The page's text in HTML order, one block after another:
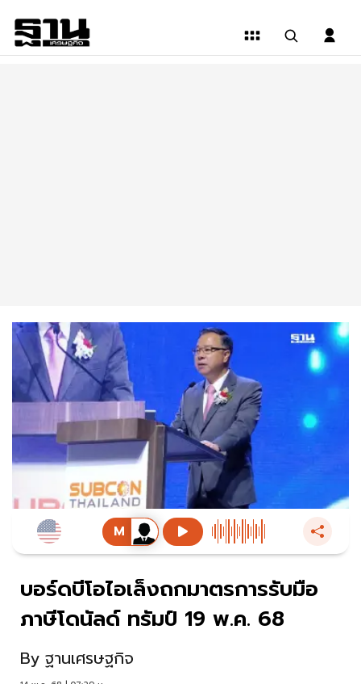
บอร์ดบีโอไอเล็งถกมาตรการรับมือ
ภาษีโดนัลด์ ทรัมป์ 19 พ.ค. 68
By ฐานเศรษฐกิจ